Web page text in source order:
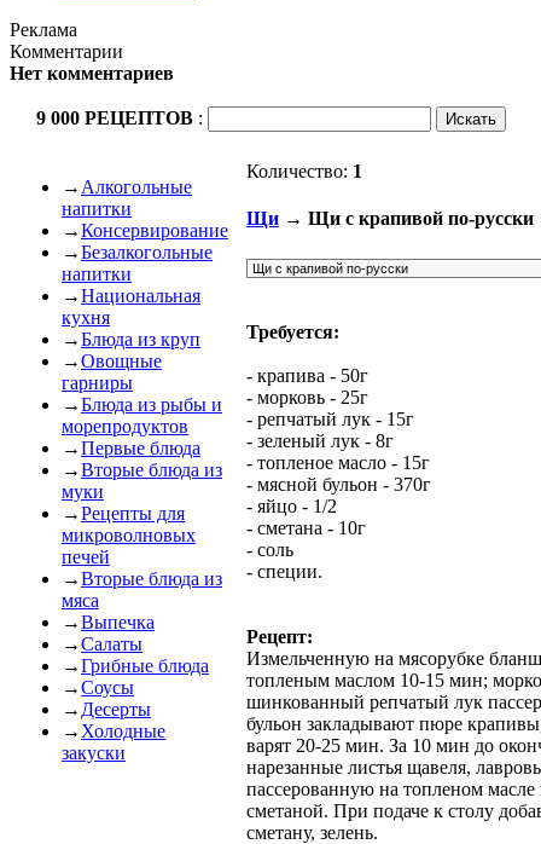
Реклама
Комментарии
Нет комментариев
9 000 РЕЦЕПТОВ :
→ Алкогольные
напитки
→Консервирование
→Безалкогольные
напитки
→Национальная
кухня
→Блюда из круп
→Овощные
гарниры
→Блюда из рыбы и
морепродуктов
→Первые блюда
→Вторые блюда из
муки
→Рецепты для
микроволновых
печей
→Вторые блюда из
мяса
→Выпечка
→Салаты
→Грибные блюда
→Соусы
→ Десерты
→ Холодные
закуски
Количество: 1
Щи → Щи с крапивой по-русски
Требуется:
- крапива - 50г
- морковь - 25г
- репчатый лук - 15г
- зеленый лук - 8г
- топленое масло - 15г
- мясной бульон - 370г
- яйцо - 1/2
- сметана - 10г
- соль
- специи.
Рецепт:
Измельченную на мясорубке
топленым маслом 10-15 мин;
шинкованный репчатый лук
бульон закладывают пюре
варят 20-25 мин. За 10 мин до
нарезанные листья щавеля,
пассерованную на топленом
сметаной. При подаче к столу
сметану, зелень.